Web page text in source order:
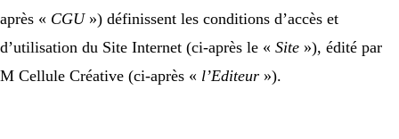
après « CGU») définissent les conditions d’accès et
d’utilisation du Site Internet (ci-après le « Site »), édité par
M Cellule Créative (ci-après « l’Editeur »).